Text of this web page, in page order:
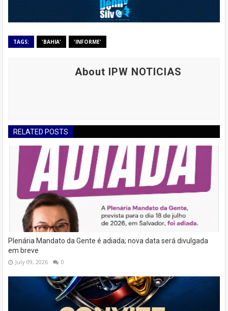
TAGS: 'BAHIA' 'INFORME'
About IPW NOTICIAS
RELATED POSTS
Plenária Mandato da Gente é adiada; nova data será divulgada
em breve
July 09, 2026 0